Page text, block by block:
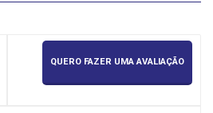
QUERO FAZER UMA AVALIAÇÃO